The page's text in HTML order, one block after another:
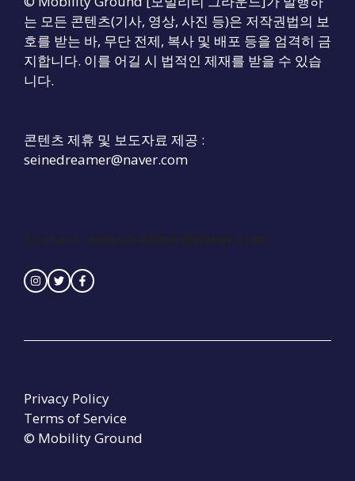
는 모든 콘텐츠(기사, 영상, 사진 등)은 저작권법의 보
호를 받는 바, 무단 전제, 복사 및 배포 등을 엄격히 금
지합니다. 이를 어길 시 법적인 제재를 받을 수 있습
니다.
콘텐츠 제휴 및 보도자료 제공 :
seinedreamer@naver.com
Contact : seinedreamer@naver.com
© Mobility Ground
Privacy Policy
Terms of Service